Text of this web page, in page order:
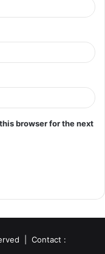
browser for the next
| Contact :